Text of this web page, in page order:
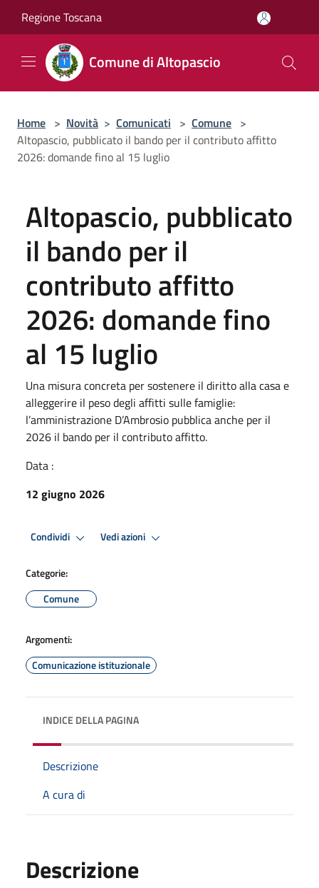
Regione Toscana
Comune di Altopascio
Home > Novità > Comunicati > Comune >
Altopascio, pubblicato il bando per il contributo affitto
2026: domande fino al 15 luglio
Altopascio, pubblicato
il bando per il
contributo affitto
2026: domande fino
al 15 luglio
Una misura concreta per sostenere il diritto alla casa e
alleggerire il peso degli affitti sulle famiglie:
l’amministrazione D’Ambrosio pubblica anche per il
2026 il bando per il contributo affitto.
Data :
12 giugno 2026
Condividi Vedi azioni
Categorie:
Comune
Argomenti:
Comunicazione istituzionale
INDICE DELLA PAGINA
Descrizione
A cura di
Descrizione